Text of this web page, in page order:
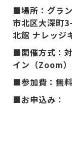
■場所：グラ
市北区大深町
北館 ナレッジ
■開催方式：
イン（Zoom
■参加費：無料
■お申込み：